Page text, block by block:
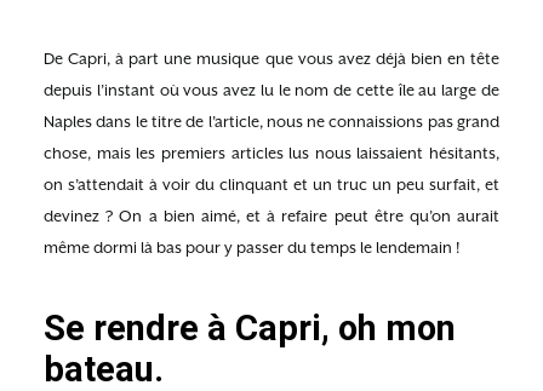
De Capri, à part une musique que vous avez déjà bien en tête
depuis l’instant où vous avez lu le nom de cette île au large de
Naples dans le titre de l’article, nous ne connaissions pas grand
chose, mais les premiers articles lus nous laissaient hésitants,
on s’attendait à voir du clinquant et un truc un peu surfait, et
devinez ? On a bien aimé, et à refaire peut être qu’on aurait
même dormi là bas pour y passer du temps le lendemain !
Se rendre à Capri, oh mon
bateau.